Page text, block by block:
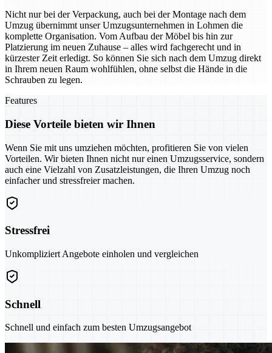
Nicht nur bei der Verpackung, auch bei der Montage nach dem
Umzug übernimmt unser Umzugsunternehmen in Lohmen die
komplette Organisation. Vom Aufbau der Möbel bis hin zur
Platzierung im neuen Zuhause – alles wird fachgerecht und in
kürzester Zeit erledigt. So können Sie sich nach dem Umzug direkt
in Ihrem neuen Raum wohlfühlen, ohne selbst die Hände in die
Schrauben zu legen.
Features
Diese Vorteile bieten wir Ihnen
Wenn Sie mit uns umziehen möchten, profitieren Sie von vielen
Vorteilen. Wir bieten Ihnen nicht nur einen Umzugsservice, sondern
auch eine Vielzahl von Zusatzleistungen, die Ihren Umzug noch
einfacher und stressfreier machen.
Stressfrei
Unkompliziert Angebote einholen und vergleichen
Schnell
Schnell und einfach zum besten Umzugsangebot